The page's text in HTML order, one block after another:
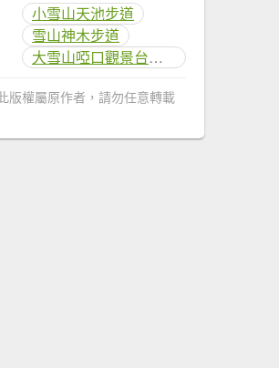
小雪山天池步道
雪山神木步道
大雪山啞口觀景台步道
版權屬原作者，請勿任意轉載